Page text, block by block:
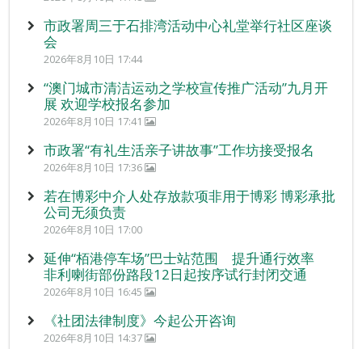
市政署周三于石排湾活动中心礼堂举行社区座谈
会
2026年8月10日 17:44
“澳门城市清洁运动之学校宣传推广活动”九月开
展 欢迎学校报名参加
2026年8月10日 17:41
市政署“有礼生活亲子讲故事”工作坊接受报名
2026年8月10日 17:36
若在博彩中介人处存放款项非用于博彩 博彩承批
公司无须负责
2026年8月10日 17:00
延伸“栢港停车场”巴士站范围 提升通行效率
非利喇街部份路段12日起按序试行封闭交通
2026年8月10日 16:45
《社团法律制度》今起公开咨询
2026年8月10日 14:37